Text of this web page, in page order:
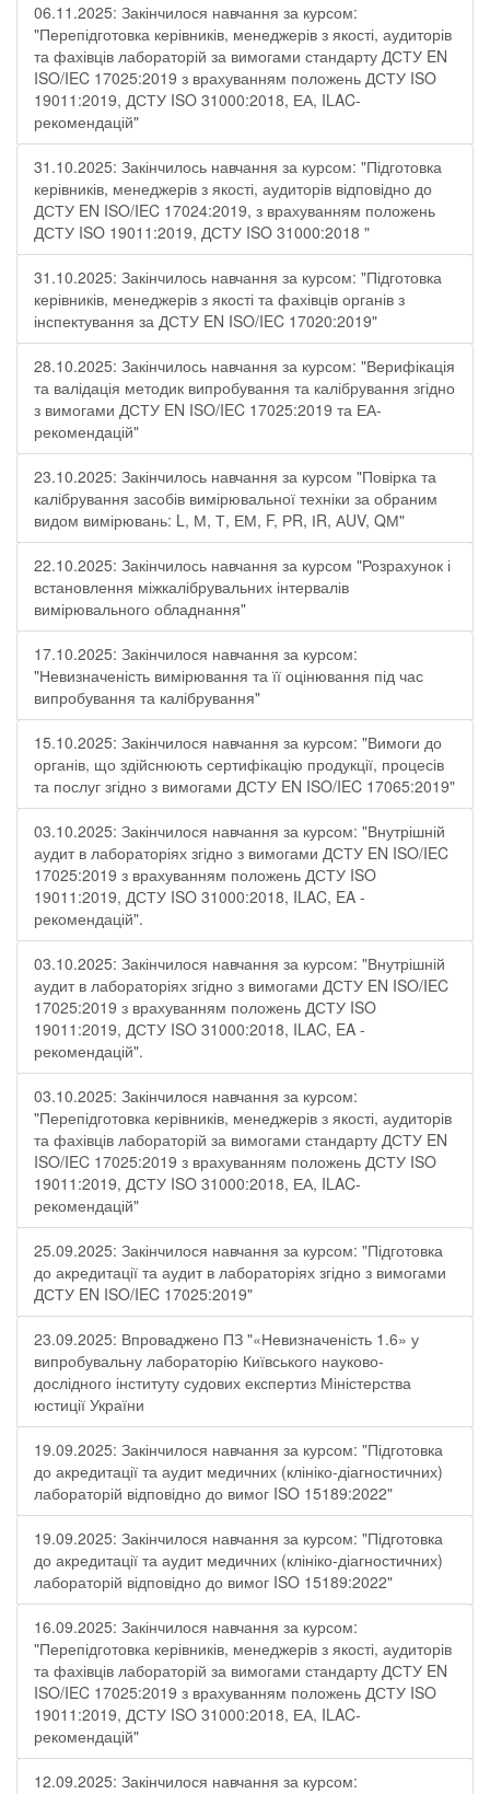
06.11.2025: Закінчилося навчання за курсом:
"Перепідготовка керівників, менеджерів з якості, аудиторів
та фахівців лабораторій за вимогами стандарту ДСТУ EN
ISO/IEC 17025:2019 з врахуванням положень ДСТУ ISO
19011:2019, ДСТУ ISO 31000:2018, ЕА, ILAC-
рекомендацій"
31.10.2025: Закінчилось навчання за курсом: "Підготовка
керівників, менеджерів з якості, аудиторів відповідно до
ДСТУ EN ISO/IEC 17024:2019, з врахуванням положень
ДСТУ ISO 19011:2019, ДСТУ ISO 31000:2018 "
31.10.2025: Закінчилось навчання за курсом: "Підготовка
керівників, менеджерів з якості та фахівців органів з
інспектування за ДСТУ EN ISO/IEC 17020:2019"
28.10.2025: Закінчилось навчання за курсом: "Верифікація
та валідація методик випробування та калібрування згідно
з вимогами ДСТУ EN ISO/IEC 17025:2019 та ЕА-
рекомендацій"
23.10.2025: Закінчилось навчання за курсом "Повірка та
калібрування засобів вимірювальної техніки за обраним
видом вимірювань: L, М, Т, ЕМ, F, РR, ІR, АUV, QМ"
22.10.2025: Закінчилось навчання за курсом "Розрахунок і
встановлення міжкалібрувальних інтервалів
вимірювального обладнання"
17.10.2025: Закінчилося навчання за курсом:
"Невизначеність вимірювання та її оцінювання під час
випробування та калібрування"
15.10.2025: Закінчилося навчання за курсом: "Вимоги до
органів, що здійснюють сертифікацію продукції, процесів
та послуг згідно з вимогами ДСТУ EN ISO/IEC 17065:2019"
03.10.2025: Закінчилося навчання за курсом: "Внутрішній
аудит в лабораторіях згідно з вимогами ДСТУ EN ISO/IEC
17025:2019 з врахуванням положень ДСТУ ISO
19011:2019, ДСТУ ISO 31000:2018, ILAC, EA -
рекомендацій".
03.10.2025: Закінчилося навчання за курсом: "Внутрішній
аудит в лабораторіях згідно з вимогами ДСТУ EN ISO/IEC
17025:2019 з врахуванням положень ДСТУ ISO
19011:2019, ДСТУ ISO 31000:2018, ILAC, EA -
рекомендацій".
03.10.2025: Закінчилося навчання за курсом:
"Перепідготовка керівників, менеджерів з якості, аудиторів
та фахівців лабораторій за вимогами стандарту ДСТУ EN
ISO/IEC 17025:2019 з врахуванням положень ДСТУ ISO
19011:2019, ДСТУ ISO 31000:2018, ЕА, ILAC-
рекомендацій"
25.09.2025: Закінчилося навчання за курсом: "Підготовка
до акредитації та аудит в лабораторіях згідно з вимогами
ДСТУ EN ISO/IEC 17025:2019"
23.09.2025: Впроваджено ПЗ "«Невизначеність 1.6» у
випробувальну лабораторію Київського науково-
дослідного інституту судових експертиз Міністерства
юстиції України
19.09.2025: Закінчилося навчання за курсом: "Підготовка
до акредитації та аудит медичних (клініко-діагностичних)
лабораторій відповідно до вимог ISO 15189:2022"
19.09.2025: Закінчилося навчання за курсом: "Підготовка
до акредитації та аудит медичних (клініко-діагностичних)
лабораторій відповідно до вимог ISO 15189:2022"
16.09.2025: Закінчилося навчання за курсом:
"Перепідготовка керівників, менеджерів з якості, аудиторів
та фахівців лабораторій за вимогами стандарту ДСТУ EN
ISO/IEC 17025:2019 з врахуванням положень ДСТУ ISO
19011:2019, ДСТУ ISO 31000:2018, ЕА, ILAC-
рекомендацій"
12.09.2025: Закінчилося навчання за курсом: